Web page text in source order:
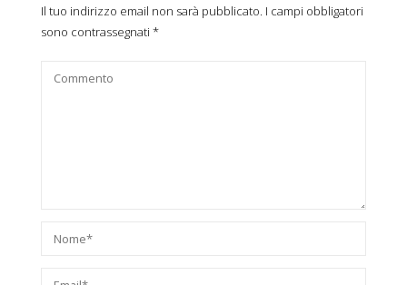
Il tuo indirizzo email non sarà pubblicato. I campi obbligatori
sono contrassegnati *